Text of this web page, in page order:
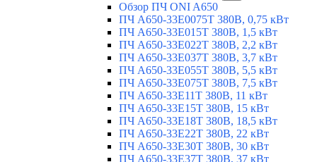
Обзор ПЧ ONI A650
ПЧ A650-33E0075T 380В, 0,75 кВт
ПЧ A650-33E015T 380В, 1,5 кВт
ПЧ A650-33E022T 380В, 2,2 кВт
ПЧ A650-33E037T 380В, 3,7 кВт
ПЧ A650-33E055T 380В, 5,5 кВт
ПЧ A650-33E075T 380В, 7,5 кВт
ПЧ A650-33E11T 380В, 11 кВт
ПЧ A650-33E15T 380В, 15 кВт
ПЧ A650-33E18T 380В, 18,5 кВт
ПЧ A650-33E22T 380В, 22 кВт
ПЧ A650-33E30T 380В, 30 кВт
ПЧ A650-33E37T 380В, 37 кВт